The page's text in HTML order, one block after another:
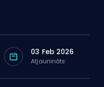
03 Feb 2026
Atjaunināts: